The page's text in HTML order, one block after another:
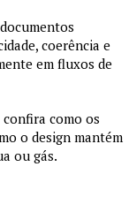
coerência e
em fluxos de
como os
o design mantém
ou gás.